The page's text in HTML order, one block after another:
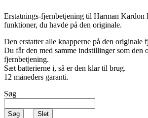
Erstatnings-fjernbetjening til Harman Kardon
funktioner, du havde på den originale.
Den erstatter alle knapperne på den originale
Du får den med samme indstillinger som den
fjernbetjening.
Sæt batterierne i, så er den klar til brug.
12 måneders garanti.
Søg